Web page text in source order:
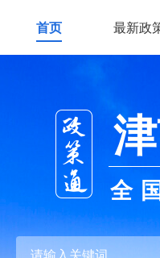
首页 最新政
全